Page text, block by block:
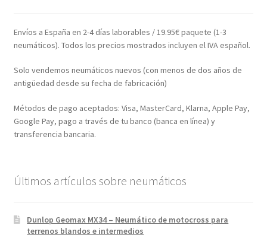
Envíos a España en 2-4 días laborables / 19.95€ paquete (1-3
neumáticos). Todos los precios mostrados incluyen el IVA español.
Solo vendemos neumáticos nuevos (con menos de dos años de
antigüedad desde su fecha de fabricación)
Métodos de pago aceptados: Visa, MasterCard, Klarna, Apple Pay,
Google Pay, pago a través de tu banco (banca en línea) y
transferencia bancaria.
Últimos artículos sobre neumáticos
Dunlop Geomax MX34 – Neumático de motocross para
terrenos blandos e intermedios